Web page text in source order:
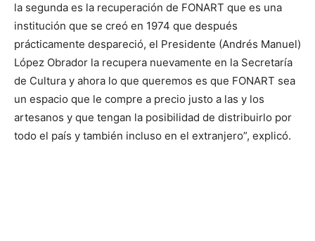
la segunda es la recuperación de FONART que es una
institución que se creó en 1974 que después
prácticamente despareció, el Presidente (Andrés Manuel)
López Obrador la recupera nuevamente en la Secretaría
de Cultura y ahora lo que queremos es que FONART sea
un espacio que le compre a precio justo a las y los
artesanos y que tengan la posibilidad de distribuirlo por
todo el país y también incluso en el extranjero”, explicó.